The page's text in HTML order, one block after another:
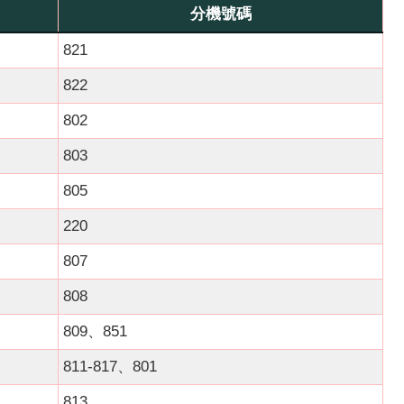
分機號碼
821
822
802
803
805
220
807
808
809、851
811-817、801